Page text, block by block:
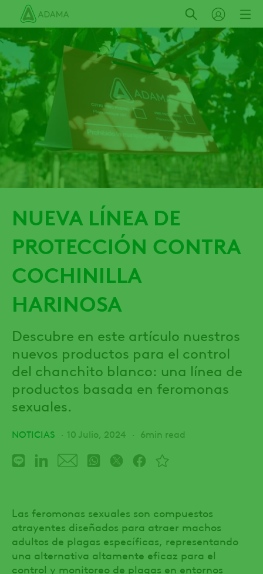
contenido
principal
NUEVA LÍNEA DE
PROTECCIÓN CONTRA
COCHINILLA
HARINOSA
Descubre en este artículo nuestros
nuevos productos para el control
del chanchito blanco: una línea de
productos basada en feromonas
sexuales.
NOTICIAS 10 Julio, 2024 6min read
Las feromonas sexuales son compuestos
atrayentes diseñados para atraer machos
adultos de plagas específicas, representando
una alternativa altamente eficaz para el
control y monitoreo de plagas en entornos